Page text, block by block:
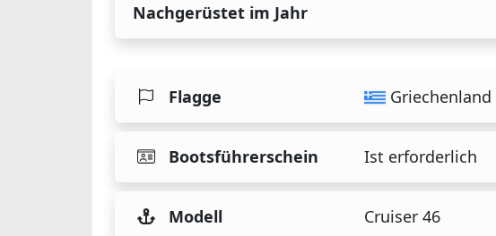
Nachgerüstet im Jahr
Flagge Griechenland
Bootsführerschein Ist erforderlich
Modell Cruiser 46